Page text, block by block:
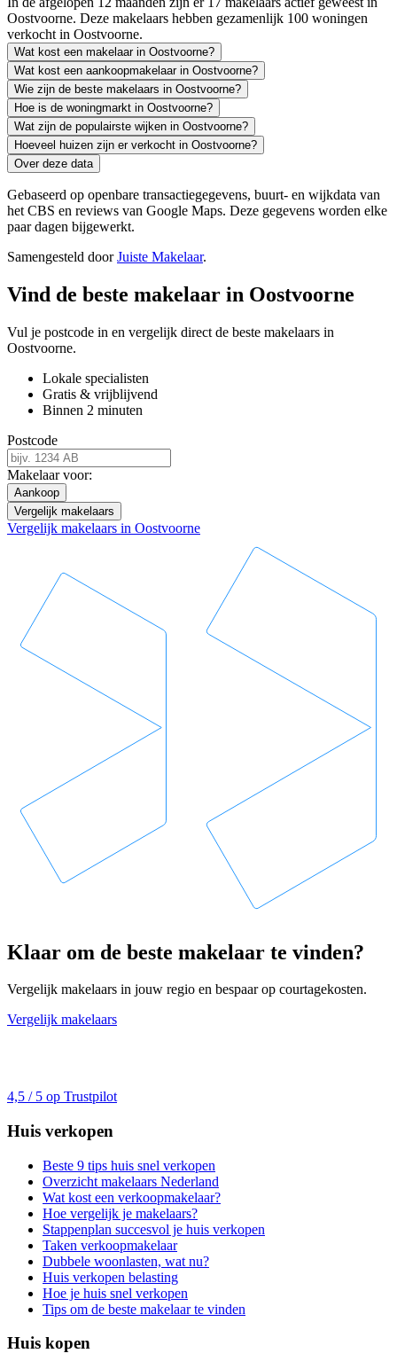
Oostvoorne. Deze makelaars hebben gezamenlijk 100 woningen
verkocht in Oostvoorne.
Wat kost een makelaar in Oostvoorne?
Wat kost een aankoopmakelaar in Oostvoorne?
Wie zijn de beste makelaars in Oostvoorne?
Hoe is de woningmarkt in Oostvoorne?
Wat zijn de populairste wijken in Oostvoorne?
Hoeveel huizen zijn er verkocht in Oostvoorne?
Over deze data
Gebaseerd op openbare transactiegegevens, buurt- en wijkdata van
het CBS en reviews van Google Maps. Deze gegevens worden elke
paar dagen bijgewerkt.
Samengesteld doorJuiste Makelaar.
Vind de beste makelaar in Oostvoorne
Vul je postcode in en vergelijk direct de beste makelaars in
Oostvoorne.
Lokale specialisten
Gratis & vrijblijvend
Binnen 2 minuten
Postcode
Makelaar voor:
Aankoop
Vergelijk makelaars
Vergelijk makelaars in Oostvoorne
Klaar om de beste makelaar te vinden?
Vergelijk makelaars in jouw regio en bespaar op courtagekosten.
Vergelijk makelaars
4,5 / 5 op Trustpilot
Huis verkopen
Beste 9 tips huis snel verkopen
Overzicht makelaars Nederland
Wat kost een verkoopmakelaar?
Hoe vergelijk je makelaars?
Stappenplan succesvol je huis verkopen
Taken verkoopmakelaar
Dubbele woonlasten, wat nu?
Huis verkopen belasting
Hoe je huis snel verkopen
Tips om de beste makelaar te vinden
Huis kopen